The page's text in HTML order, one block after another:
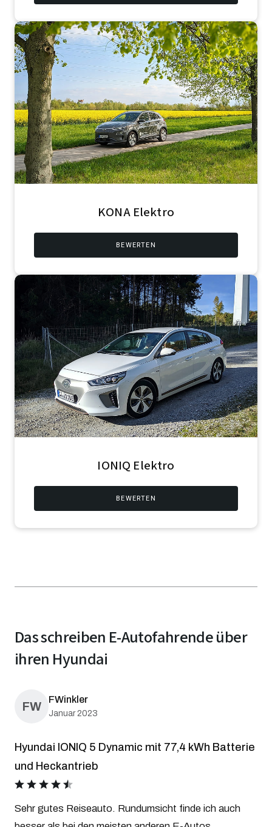
KONA Elektro
BEWERTEN
IONIQ Elektro
BEWERTEN
Das schreiben E-Autofahrende über
ihren Hyundai
FW FWinkler
Januar 2023
Hyundai IONIQ 5 Dynamic mit 77,4 kWh Batterie
und Heckantrieb
starstarstarstarstar
Sehr gutes Reiseauto. Rundumsicht finde ich auch